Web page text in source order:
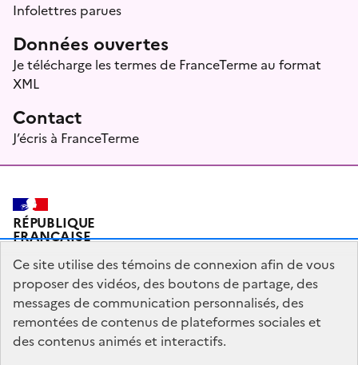
Infolettres parues
Données ouvertes
Je télécharge les termes de FranceTerme au format
XML
Contact
J’écris à FranceTerme
RÉPUBLIQUE
FRANÇAISE
Plan du site Mentions légales Qui sommes-nous ?
Partagez votre expérience pour améliorer les services
Ce site utilise des témoins de connexion afin de vous
proposer des vidéos, des boutons de partage, des
messages de communication personnalisés, des
remontées de contenus de plateformes sociales et
des contenus animés et interactifs.